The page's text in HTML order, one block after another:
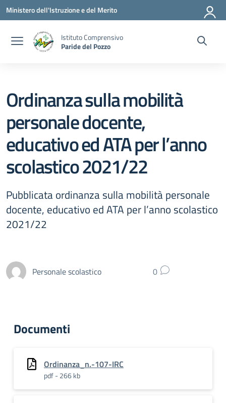
Vai ai contenuti
Vai al menu di navigazione
Vai al footer
Ministero dell'Istruzione e del Merito
Istituto Comprensivo
Paride del Pozzo
Ordinanza sulla mobilità
personale docente,
educativo ed ATA per l’anno
scolastico 2021/22
Pubblicata ordinanza sulla mobilità personale
docente, educativo ed ATA per l’anno scolastico
2021/22
Personale scolastico 0
Documenti
Ordinanza_n.-107-IRC
pdf - 266 kb